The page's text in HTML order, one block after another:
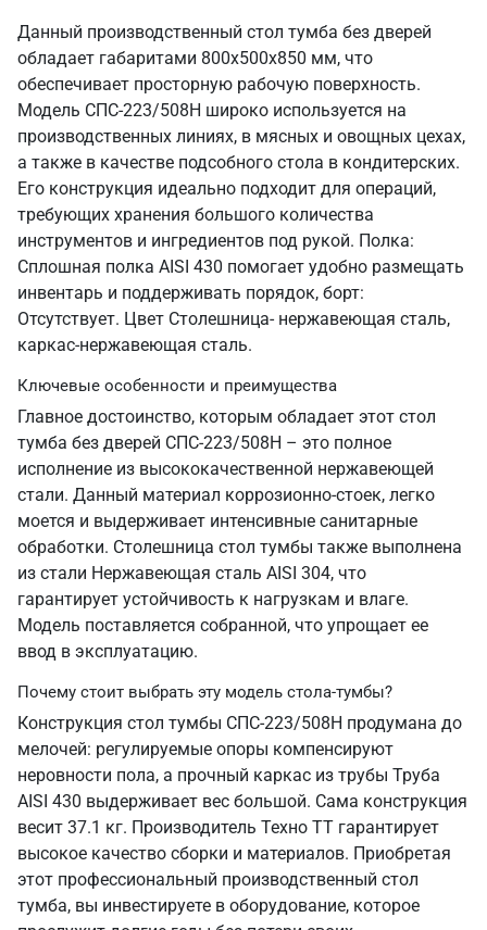
Данный производственный стол тумба без дверей
обладает габаритами 800х500х850 мм, что
обеспечивает просторную рабочую поверхность.
Модель СПС-223/508Н широко используется на
производственных линиях, в мясных и овощных цехах,
а также в качестве подсобного стола в кондитерских.
Его конструкция идеально подходит для операций,
требующих хранения большого количества
инструментов и ингредиентов под рукой. Полка:
Сплошная полка AISI 430 помогает удобно размещать
инвентарь и поддерживать порядок, борт:
Отсутствует. Цвет Столешница- нержавеющая сталь,
каркас-нержавеющая сталь.
Ключевые особенности и преимущества
Главное достоинство, которым обладает этот стол
тумба без дверей СПС-223/508Н – это полное
исполнение из высококачественной нержавеющей
стали. Данный материал коррозионно-стоек, легко
моется и выдерживает интенсивные санитарные
обработки. Столешница стол тумбы также выполнена
из стали Нержавеющая сталь AISI 304, что
гарантирует устойчивость к нагрузкам и влаге.
Модель поставляется собранной, что упрощает ее
ввод в эксплуатацию.
Почему стоит выбрать эту модель стола-тумбы?
Конструкция стол тумбы СПС-223/508Н продумана до
мелочей: регулируемые опоры компенсируют
неровности пола, а прочный каркас из трубы Труба
AISI 430 выдерживает вес большой. Сама конструкция
весит 37.1 кг. Производитель Техно ТТ гарантирует
высокое качество сборки и материалов. Приобретая
этот профессиональный производственный стол
тумба, вы инвестируете в оборудование, которое